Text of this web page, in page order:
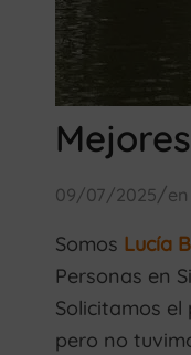
09/07/2025/en
Somos Lucía
Personas en
Solicitamos
pero no